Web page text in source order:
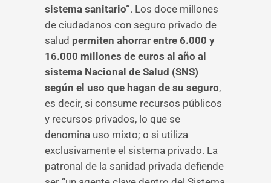
sistema sanitario”. Los doce millones
de ciudadanos con seguro privado de
salud permiten ahorrar entre 6.000 y
16.000 millones de euros al año al
sistema Nacional de Salud (SNS)
según el uso que hagan de su seguro,
es decir, si consume recursos públicos
y recursos privados, lo que se
denomina uso mixto; o si utiliza
exclusivamente el sistema privado. La
patronal de la sanidad privada defiende